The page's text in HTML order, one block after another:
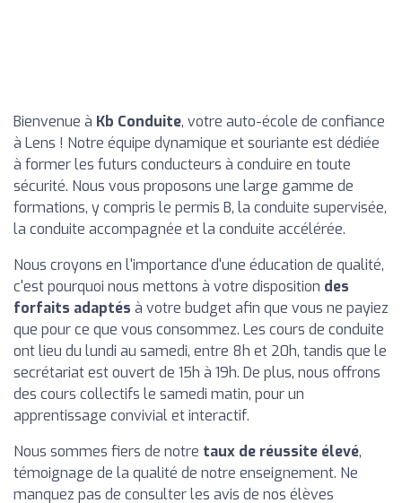
Bienvenue à Kb Conduite, votre auto-école de confiance
à Lens ! Notre équipe dynamique et souriante est dédiée
à former les futurs conducteurs à conduire en toute
sécurité. Nous vous proposons une large gamme de
formations, y compris le permis B, la conduite supervisée,
la conduite accompagnée et la conduite accélérée.
Nous croyons en l'importance d'une éducation de qualité,
c'est pourquoi nous mettons à votre disposition des
forfaits adaptés à votre budget afin que vous ne payiez
que pour ce que vous consommez. Les cours de conduite
ont lieu du lundi au samedi, entre 8h et 20h, tandis que le
secrétariat est ouvert de 15h à 19h. De plus, nous offrons
des cours collectifs le samedi matin, pour un
apprentissage convivial et interactif.
Nous sommes fiers de notre taux de réussite élevé,
témoignage de la qualité de notre enseignement. Ne
manquez pas de consulter les avis de nos élèves